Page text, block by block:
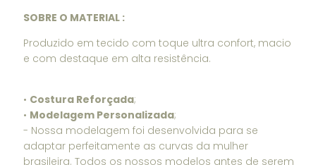
SOBRE O MATERIAL :
Produzido em tecido com toque ultra confort, macio
e com destaque em alta resistência.
• Costura Reforçada;
• Modelagem Personalizada;
- Nossa modelagem foi desenvolvida para se
adaptar perfeitamente as curvas da mulher
brasileira. Todos os nossos modelos antes de serem